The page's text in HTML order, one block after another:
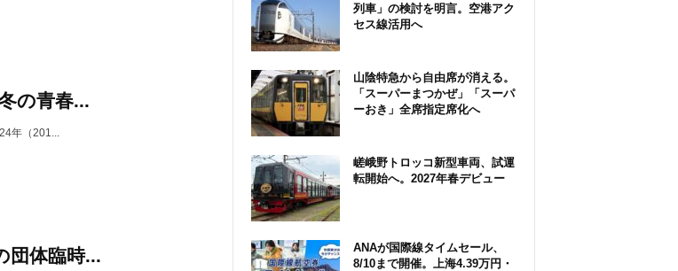
の青春...
年（201...
団体臨時...
列車」の検討を明言。空港アク
セス線活用へ
山陰特急から自由席が消える。
「スーパーまつかぜ」「スーパ
ーおき」全席指定席化へ
嵯峨野トロッコ新型車両、試運
転開始へ。2027年春デビュー
ANAが国際線タイムセール、
8/10まで開催。上海4.39万円・